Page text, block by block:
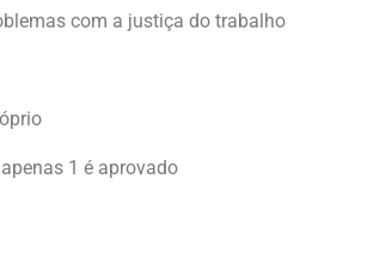
com a justiça do trabalho
1 é aprovado